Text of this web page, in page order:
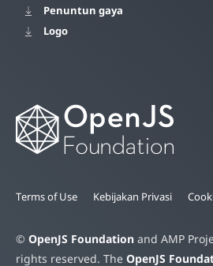
Penuntun gaya
Logo
Terms of Use Kebijakan Privasi
© OpenJS Foundation and AMP
rights reserved. The OpenJS